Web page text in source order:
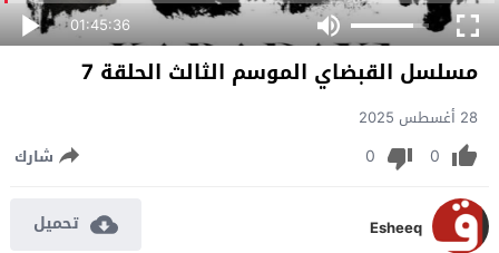
01:45:36
مسلسل القبضاي الموسم الثالث الحلقة 7
28 أغسطس 2025
0
0 شارك
Esheeq تحميل